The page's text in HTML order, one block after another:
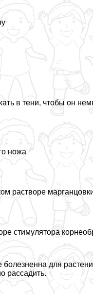
в тени, чтобы он
ножа
растворе
стимулятора
для
рассадить.